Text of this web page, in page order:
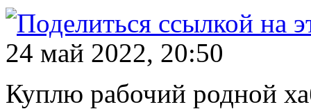
24 май 2022, 20:50
Куплю рабочий родной